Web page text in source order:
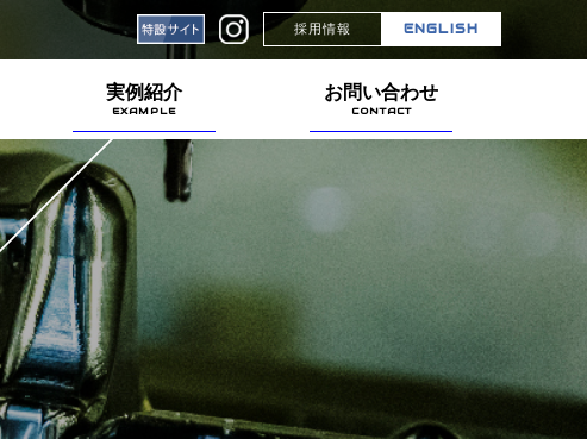
採用情報 ENGLISH
実例紹介 お問い合わせ